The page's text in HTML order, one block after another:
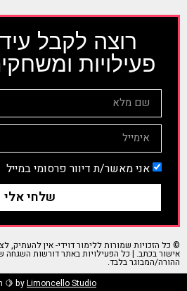
רוצה לקבל
פעילויות
אני מאשר/ת דיוור פרסומי במייל
שלחי אלי
© כל הזכויות שמורות ללימור דוידי- אין
אישור בכתב. | כל הפעילויות באתר דורשות השגחה
ההורה/המבוגר בלבד.
🍋 byLimoncello Studio